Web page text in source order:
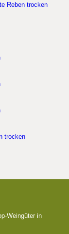
Reben trocken
trocken
Weingüter in